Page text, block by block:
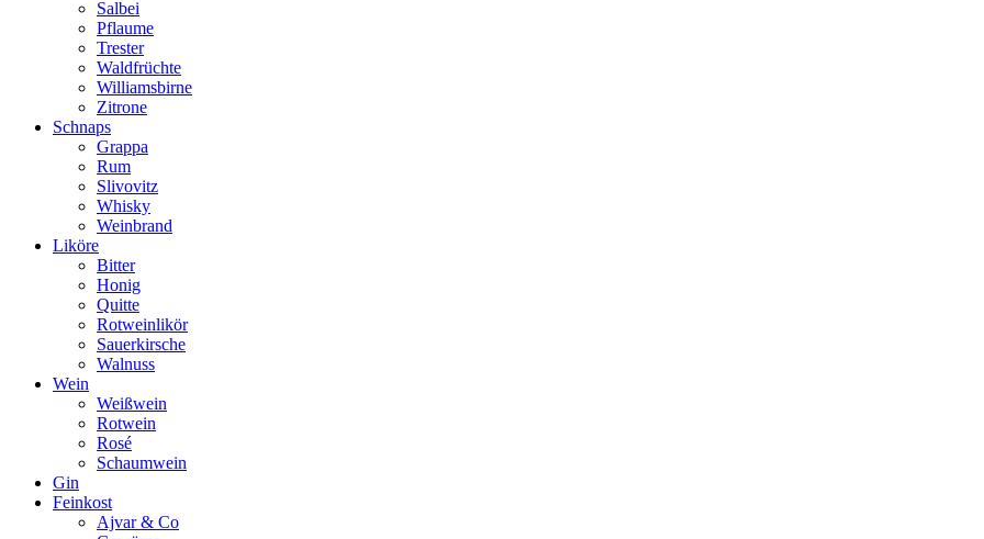
Salbei
Pflaume
Trester
Waldfrüchte
Williamsbirne
Zitrone
Schnaps
Grappa
Rum
Slivovitz
Whisky
Weinbrand
Liköre
Bitter
Honig
Quitte
Rotweinlikör
Sauerkirsche
Walnuss
Wein
Weißwein
Rotwein
Rosé
Schaumwein
Gin
Feinkost
Ajvar & Co